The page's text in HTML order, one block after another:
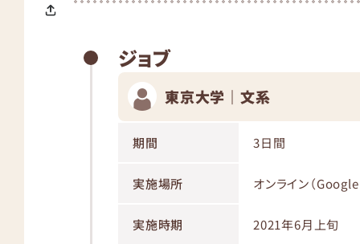
ジョブ
東京大学｜文系
期間 3日間
実施場所 オンライン（
実施時期 2021年6月上旬